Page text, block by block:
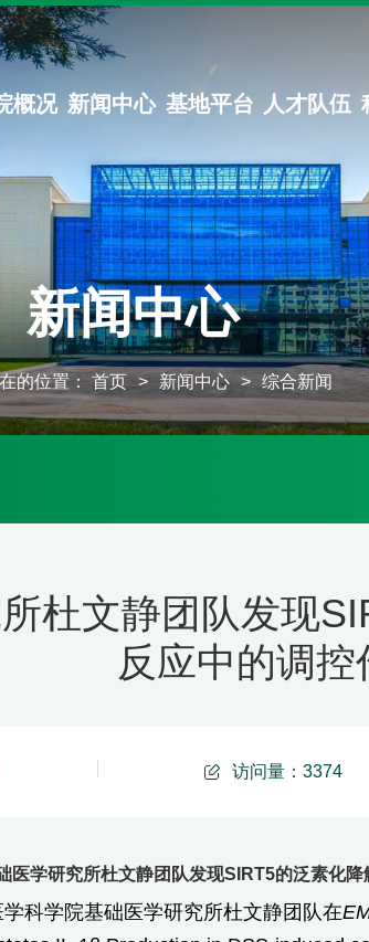
概况 新闻中心 基地平台 人才队伍
新闻中心
的位置： 首页 > 新闻中心 > 综合新闻
杜文静团队发现
反应中的调控
访问量： 3374
医学研究所杜文静团队发现SIRT5的泛素化
科学院基础医学研究所杜文静团队在